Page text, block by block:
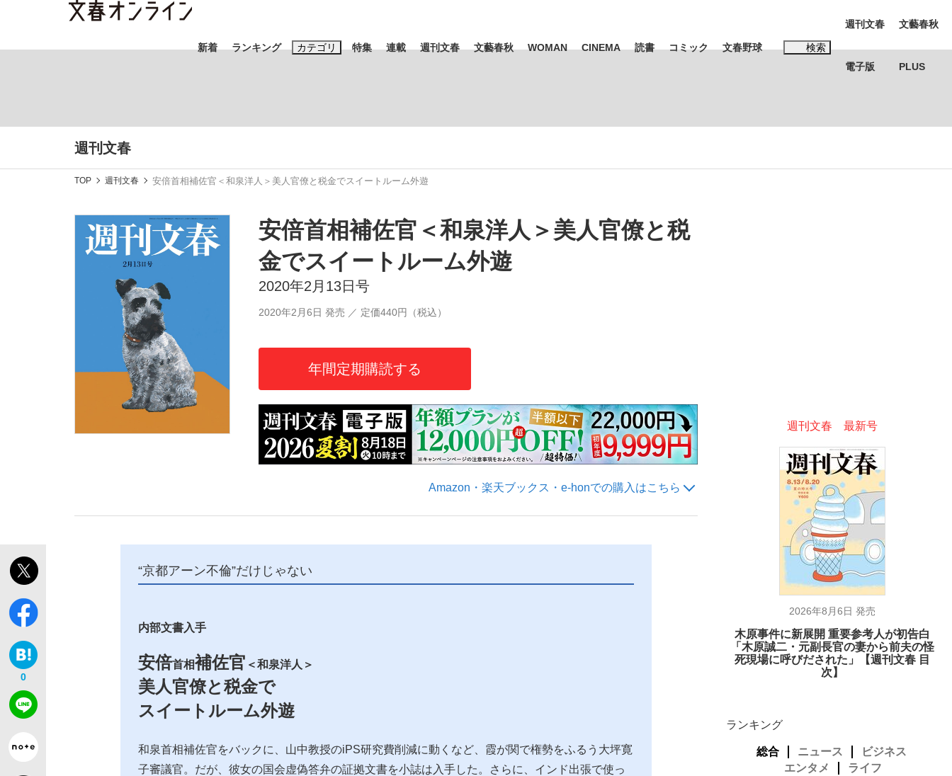
新着 ランキング カテゴリ
「90%は失敗する。でも…」本田圭佑が初めて明かした日本代表監督に...
「敗因分析は一切聞かれなかった」侍ジャパン選手が証言した“NPB聞... 「クマが悪者扱いされているのが悲しい」『北の国から』倉本聰氏（91...
特集
終戦から81年
連載 週刊文春 文藝春秋 WOMAN CINEMA 読書 コミック 文春野球 検索
#藤田晋 #三山凌輝 #高市早苗 #後藤真希 #森岡毅 #城彰二 #内田有紀
#松田聖子
週刊文春
電子版
文藝春秋
PLUS
週刊文春
TOP 週刊文春 安倍首相補佐官＜和泉洋人＞美人官僚と税金でスイートルーム外遊
安倍首相補佐官＜和泉洋人＞美人官僚と税
金でスイートルーム外遊
2020年2月13日号
2020年2月6日 発売 ／ 定価440円（税込）
年間定期購読する
Amazon・楽天ブックス・e-honでの購入はこちら
0
“京都アーン不倫”だけじゃない
内部文書入手
安倍首相補佐官 ＜和泉洋人＞
美人官僚と税金で
スイートルーム外遊
和泉首相補佐官をバックに、山中教授のiPS研究費削減に動くなど、霞が関で権勢をふるう大坪寛
子審議官。だが、彼女の国会虚偽答弁の証拠文書を小誌は入手した。さらに、インド出張で使っ
週刊文春 最新号
2026年8月6日 発売
木原事件に新展開 重要参考人が初告白
「木原誠二・元副長官の妻から前夫の怪
死現場に呼びだされた」【週刊文春 目
次】
ランキング
総合 ニュース
ビジネス
エンタメ
ライフ